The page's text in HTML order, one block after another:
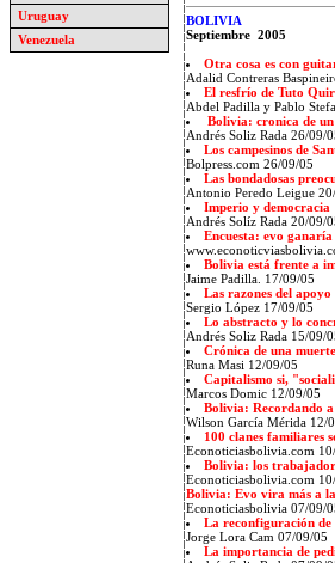
Uruguay
Venezuela
BOLIVIA
Septiembre 2005
Otra cosa es con
Adalid Contreras
El resfrío de Tuto
Abdel Padilla y Pablo
Bolivia: cronica de un
Andrés Soliz Rada 26/09/
Los campesinos de
Bolpress.com 26/09/05
Las bondadosas
Antonio Peredo Leigue
Imperio y democracia
Andrés Solíz Rada 20/09/
Encuesta: evo ganaría
Bolivia está frente a
Jaime Padilla. 17/09/05
Las razones del
Sergio López 17/09/05
Lo abstracto y lo
Andrés Soliz Rada 15/09/
Crónica de una
Runa Masi 12/09/05
Capitalismo si,
Marcos Domic 12/09/05
Bolivia: Recordando
Wilson García Mérida 12/
100 clanes familiares
Econoticiasbolivia.com
Bolivia: los
Econoticiasbolivia.com
Bolivia: Evo vira más a
Econoticiasbolivia 07/09/
La reconfiguración de
Jorge Lora Cam 07/09/05
La importancia de